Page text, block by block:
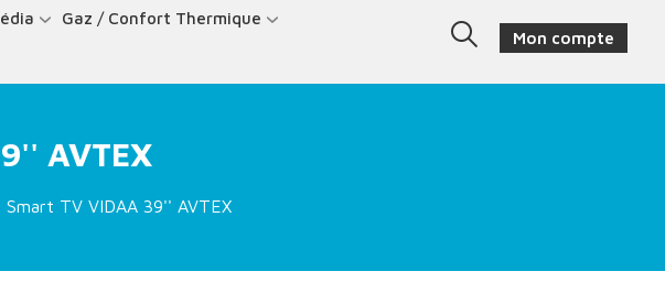
Gaz / Confort Thermique
Mon compte
AVTEX
Smart TV VIDAA 39'' AVTEX